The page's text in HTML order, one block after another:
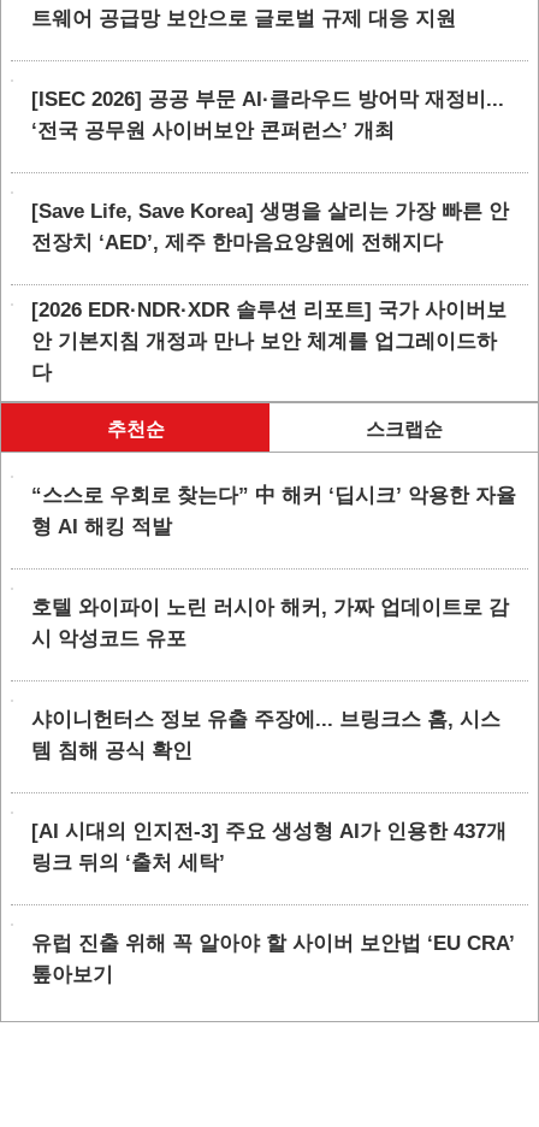
트웨어 공급망 보안으로 글로벌 규제 대응 지원
[ISEC 2026] 공공 부문 AI·클라우드 방어막 재정비...
‘전국 공무원 사이버보안 콘퍼런스’ 개최
[Save Life, Save Korea] 생명을 살리는 가장 빠른 안
전장치 ‘AED’, 제주 한마음요양원에 전해지다
[2026 EDR·NDR·XDR 솔루션 리포트] 국가 사이버보
안 기본지침 개정과 만나 보안 체계를 업그레이드하
다
추천순 스크랩순
“스스로 우회로 찾는다” 中 해커 ‘딥시크’ 악용한 자율
형 AI 해킹 적발
호텔 와이파이 노린 러시아 해커, 가짜 업데이트로 감
시 악성코드 유포
샤이니헌터스 정보 유출 주장에... 브링크스 홈, 시스
템 침해 공식 확인
[AI 시대의 인지전-3] 주요 생성형 AI가 인용한 437개
링크 뒤의 ‘출처 세탁’
유럽 진출 위해 꼭 알아야 할 사이버 보안법 ‘EU CRA’
톺아보기